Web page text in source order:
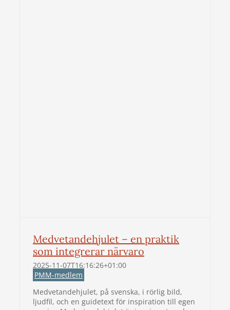
Medvetandehjulet – en praktik
som integrerar närvaro
2025-11-07T16:16:26+01:00
PMM-medlem
Medvetandehjulet, på svenska, i rörlig bild,
ljudfil, och en guidetext för inspiration till egen